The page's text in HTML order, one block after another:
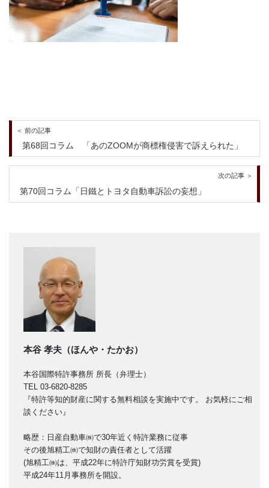
＜ 前の記事
第68回コラム 「あのZOOMが商標権侵害で訴えられた」
次の記事 ＞
第70回コラム「日鐵とトヨタ自動車訴訟の妄想」
本谷 孝夫（ほんや・たかお）
本谷国際特許事務所 所長（弁理士）
TEL 03-6820-8285
『特許等知的財産に関する無料相談を実施中です。 お気軽にご相
談ください』
略歴：日産自動車㈱で30年近く特許業務に従事
その後旭精工㈱で知財の責任者として活躍
(旭精工㈱は、平成22年に特許庁知財功労賞を受賞)
平成24年11月事務所を開設。